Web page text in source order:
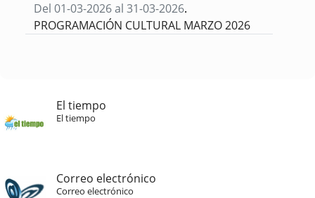
Del 01-03-2026 al 31-03-2026.
PROGRAMACIÓN CULTURAL MARZO 2026
El tiempo
El tiempo
Correo electrónico
Correo electrónico